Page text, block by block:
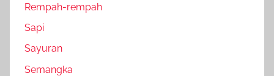
Rempah-rempah
Sapi
Sayuran
Semangka